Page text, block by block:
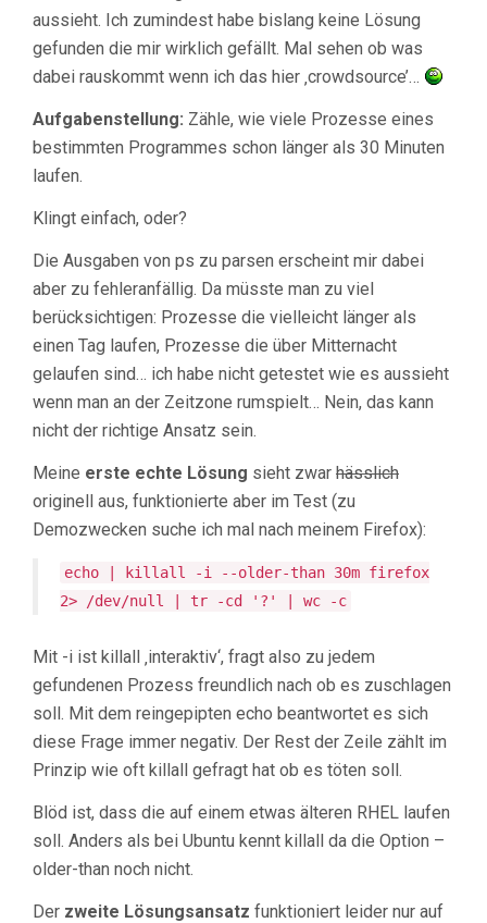
aussieht. Ich zumindest habe bislang keine Lösung
gefunden die mir wirklich gefällt. Mal sehen ob was
dabei rauskommt wenn ich das hier ‚crowdsource’…
Aufgabenstellung: Zähle, wie viele Prozesse eines
bestimmten Programmes schon länger als 30 Minuten
laufen.
Klingt einfach, oder?
Die Ausgaben von ps zu parsen erscheint mir dabei
aber zu fehleranfällig. Da müsste man zu viel
berücksichtigen: Prozesse die vielleicht länger als
einen Tag laufen, Prozesse die über Mitternacht
gelaufen sind… ich habe nicht getestet wie es aussieht
wenn man an der Zeitzone rumspielt… Nein, das kann
nicht der richtige Ansatz sein.
Meine erste echte Lösung sieht zwar hässlich
originell aus, funktionierte aber im Test (zu
Demozwecken suche ich mal nach meinem Firefox):
echo | killall -i --older-than 30m firefox
2> /dev/null | tr -cd '?' | wc -c
Mit -i ist killall ‚interaktiv‘, fragt also zu jedem
gefundenen Prozess freundlich nach ob es zuschlagen
soll. Mit dem reingepipten echo beantwortet es sich
diese Frage immer negativ. Der Rest der Zeile zählt im
Prinzip wie oft killall gefragt hat ob es töten soll.
Blöd ist, dass die auf einem etwas älteren RHEL laufen
soll. Anders als bei Ubuntu kennt killall da die Option –
older-than noch nicht.
Der zweite Lösungsansatz funktioniert leider nur auf